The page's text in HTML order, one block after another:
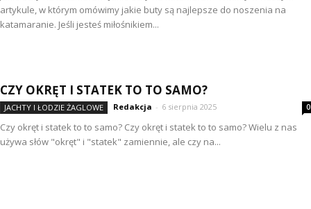
artykule, w którym omówimy jakie buty są najlepsze do noszenia na
katamaranie. Jeśli jesteś miłośnikiem...
CZY OKRĘT I STATEK TO TO SAMO?
JACHTY I ŁODZIE ŻAGLOWE Redakcja - 6 sierpnia 2025 0
Czy okręt i statek to to samo? Czy okręt i statek to to samo? Wielu z nas
używa słów "okręt" i "statek" zamiennie, ale czy na...